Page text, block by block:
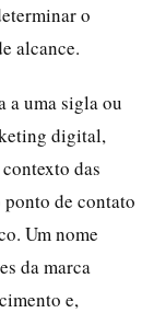
o
alcance.
a uma sigla ou
digital,
das
de contato
Um nome
da marca
e,